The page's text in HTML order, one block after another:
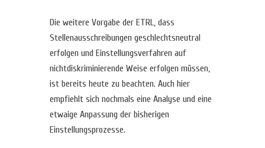
Die weitere Vorgabe der ETRL, dass
Stellenausschreibungen geschlechtsneutral
erfolgen und Einstellungsverfahren auf
nichtdiskriminierende Weise erfolgen müssen,
ist bereits heute zu beachten. Auch hier
empfiehlt sich nochmals eine Analyse und eine
etwaige Anpassung der bisherigen
Einstellungsprozesse.